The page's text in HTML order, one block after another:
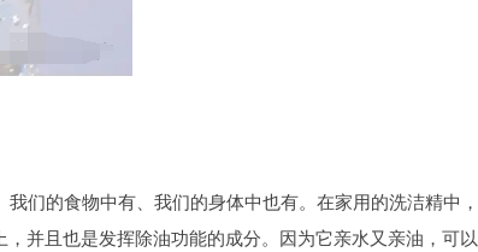
们的食物中有、我们的身体中也有。在家用的洗洁精中
并且也是发挥除油功能的成分。因为它亲水又亲油，可